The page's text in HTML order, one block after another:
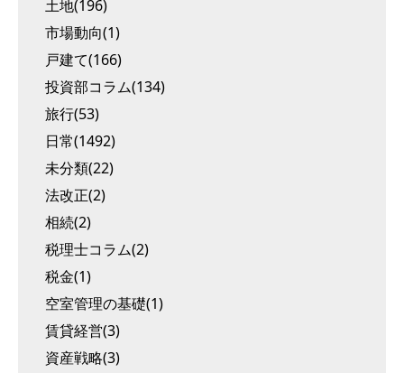
土地(196)
市場動向(1)
戸建て(166)
投資部コラム(134)
旅行(53)
日常(1492)
未分類(22)
法改正(2)
相続(2)
税理士コラム(2)
税金(1)
空室管理の基礎(1)
賃貸経営(3)
資産戦略(3)